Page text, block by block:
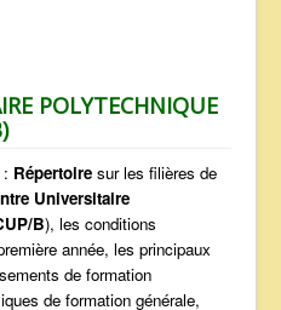
POLYTECHNIQUE
: Répertoire sur les filières de
Universitaire
B), les conditions
année, les principaux
de formation
de formation générale,